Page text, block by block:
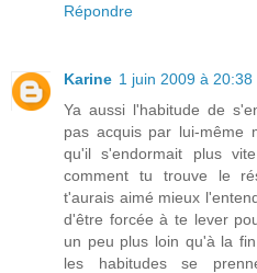
Répondre
Karine 1 juin 2009 à 20:38
Ya aussi l'habitude de
pas acquis par lui-même
qu'il s'endormait plus
comment tu trouve le
t'aurais aimé mieux
d'être forcée à te lever
un peu plus loin qu'à la
les habitudes se